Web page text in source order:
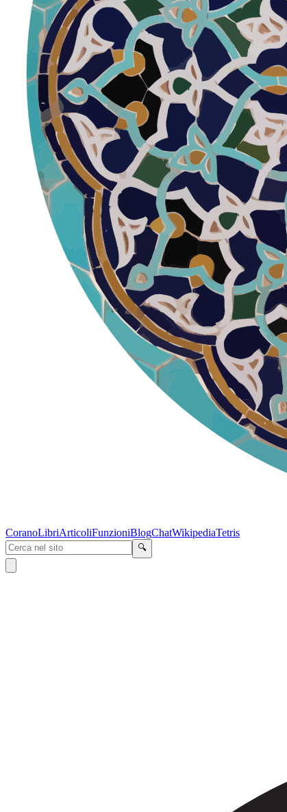
CoranoLibriArticoliFunzioniBlogChatWikipediaTetris
🔍